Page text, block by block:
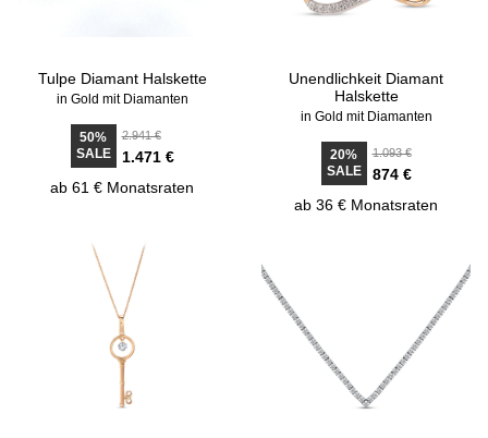
Tulpe Diamant Halskette
in Gold mit Diamanten
50%
SALE
2.941 €
1.471 €
ab 61 € Monatsraten
Unendlichkeit Diamant
Halskette
in Gold mit Diamanten
20%
SALE
1.093 €
874 €
ab 36 € Monatsraten